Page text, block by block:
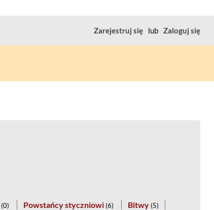
Zarejestruj się lub Zaloguj się
(0) Powstańcy styczniowi (6) Bitwy (5)